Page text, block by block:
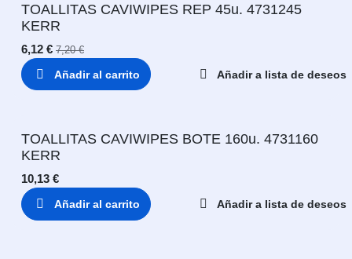
TOALLITAS CAVIWIPES REP 45u. 4731245
KERR
6,12 € 7,20€
Añadir al carrito Añadir a lista de deseos
TOALLITAS CAVIWIPES BOTE 160u. 4731160
KERR
10,13 €
Añadir al carrito Añadir a lista de deseos